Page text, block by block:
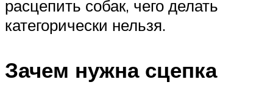
расцепить собак, чего делать
категорически нельзя.
Зачем нужна сцепка